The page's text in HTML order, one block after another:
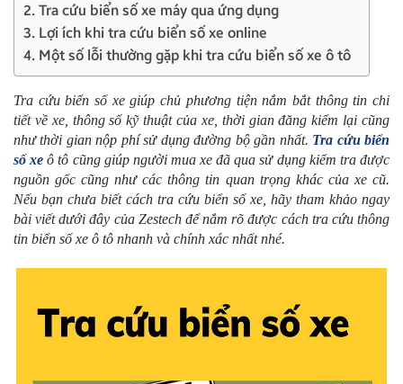
2. Tra cứu biển số xe máy qua ứng dụng
3. Lợi ích khi tra cứu biển số xe online
4. Một số lỗi thường gặp khi tra cứu biển số xe ô tô
Tra cứu biển số xe giúp chủ phương tiện nắm bắt thông tin chi
tiết về xe, thông số kỹ thuật của xe, thời gian đăng kiểm lại cũng
như thời gian nộp phí sử dụng đường bộ gần nhất. Tra cứu biển
số xe ô tô cũng giúp người mua xe đã qua sử dụng kiểm tra được
nguồn gốc cũng như các thông tin quan trọng khác của xe cũ.
Nếu bạn chưa biết cách tra cứu biển số xe, hãy tham khảo ngay
bài viết dưới đây của Zestech để nắm rõ được cách tra cứu thông
tin biển số xe ô tô nhanh và chính xác nhất nhé.